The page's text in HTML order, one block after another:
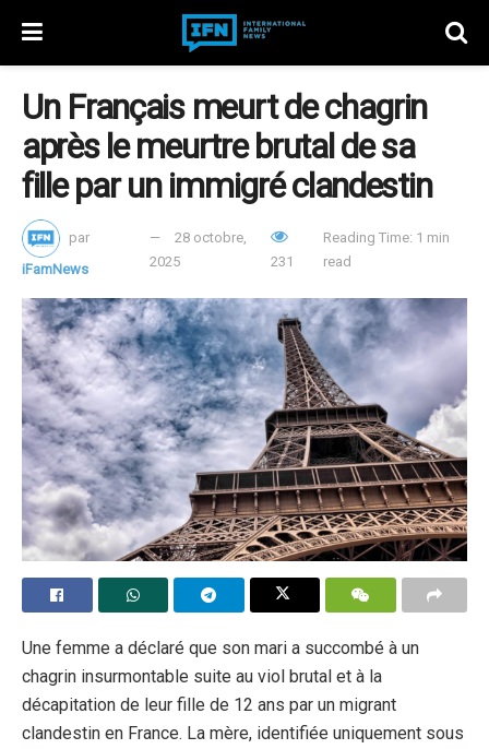
Un Français meurt de chagrin
après le meurtre brutal de sa
fille par un immigré clandestin
par
iFamNews
28 octobre,
2025
231
Reading Time: 1 min
read
Une femme a déclaré que son mari a succombé à un
chagrin insurmontable suite au viol brutal et à la
décapitation de leur fille de 12 ans par un migrant
clandestin en France. La mère, identifiée uniquement sous